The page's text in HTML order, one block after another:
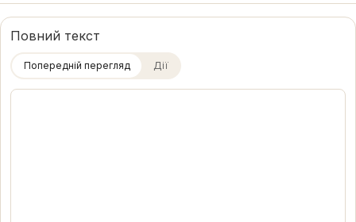
Повний текст
Попередній перегляд Дії